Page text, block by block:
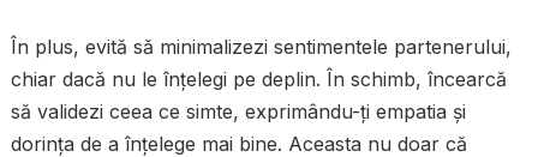
În plus, evită să minimalizezi sentimentele partenerului,
chiar dacă nu le înțelegi pe deplin. În schimb, încearcă
să validezi ceea ce simte, exprimându-ți empatia și
dorința de a înțelege mai bine. Aceasta nu doar că